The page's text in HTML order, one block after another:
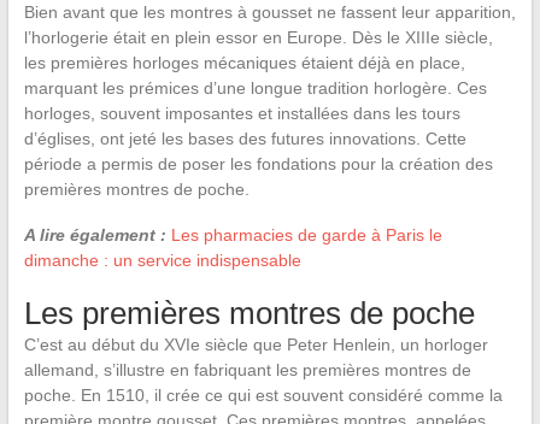
Bien avant que les montres à gousset ne fassent leur apparition,
l’horlogerie était en plein essor en Europe. Dès le XIIIe siècle,
les premières horloges mécaniques étaient déjà en place,
marquant les prémices d’une longue tradition horlogère. Ces
horloges, souvent imposantes et installées dans les tours
d’églises, ont jeté les bases des futures innovations. Cette
période a permis de poser les fondations pour la création des
premières montres de poche.
A lire également : Les pharmacies de garde à Paris le
dimanche : un service indispensable
Les premières montres de poche
C’est au début du XVIe siècle que Peter Henlein, un horloger
allemand, s’illustre en fabriquant les premières montres de
poche. En 1510, il crée ce qui est souvent considéré comme la